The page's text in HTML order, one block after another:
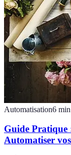
Automatisation6 min
Guide
Automatiser